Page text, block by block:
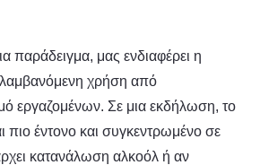
παράδειγμα, μας ενδιαφέρει η
χρήση από
εργαζομένων. Σε μια εκδήλωση, το
πιο έντονο και συγκεντρωμένο σε
κατανάλωση αλκοόλ ή αν